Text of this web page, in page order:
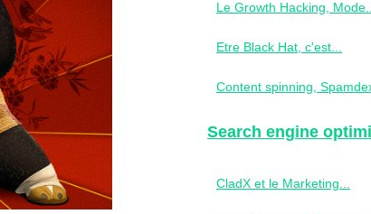
Le Growth Hacking, Mode...
Etre Black Hat, c'est...
Content spinning,
Search engine
CladX et le Marketing...